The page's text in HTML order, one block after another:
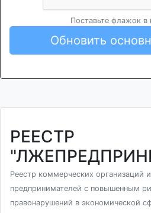
Поставьте флажок в
Обновить
РЕЕСТР
Реестр коммерческих организаций
предпринимателей с повышенным
правонарушений в экономической